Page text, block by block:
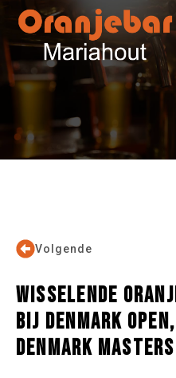
Volgende
WISSELENDE
BIJ DENMARK
DENMARK MASTERS